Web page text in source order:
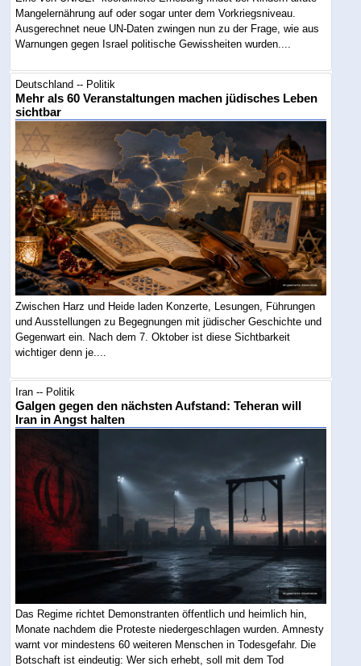
Mangelernährung auf oder sogar unter dem Vorkriegsniveau.
Ausgerechnet neue UN-Daten zwingen nun zu der Frage, wie aus
Warnungen gegen Israel politische Gewissheiten wurden....
Deutschland -- Politik
Mehr als 60 Veranstaltungen machen jüdisches Leben
sichtbar
Zwischen Harz und Heide laden Konzerte, Lesungen, Führungen
und Ausstellungen zu Begegnungen mit jüdischer Geschichte und
Gegenwart ein. Nach dem 7. Oktober ist diese Sichtbarkeit
wichtiger denn je....
Iran -- Politik
Galgen gegen den nächsten Aufstand: Teheran will
Iran in Angst halten
Das Regime richtet Demonstranten öffentlich und heimlich hin,
Monate nachdem die Proteste niedergeschlagen wurden. Amnesty
warnt vor mindestens 60 weiteren Menschen in Todesgefahr. Die
Botschaft ist eindeutig: Wer sich erhebt, soll mit dem Tod